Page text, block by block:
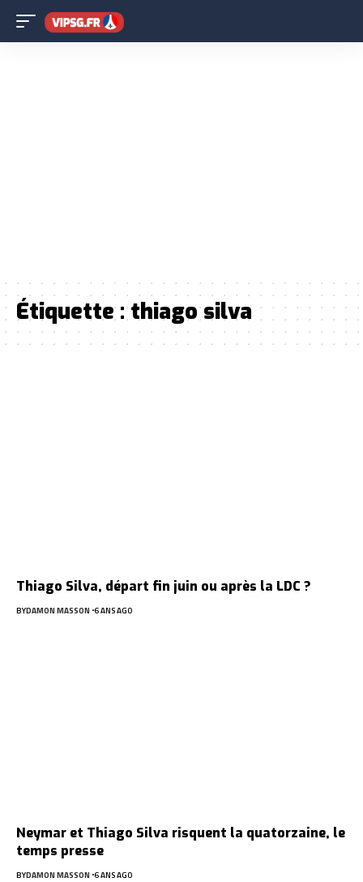
Étiquette :thiago silva
Thiago Silva, départ fin juin ou après la LDC ?
BYDAMON MASSON 6 ANS AGO
Neymar et Thiago Silva risquent la quatorzaine, le
temps presse
BYDAMON MASSON 6 ANS AGO